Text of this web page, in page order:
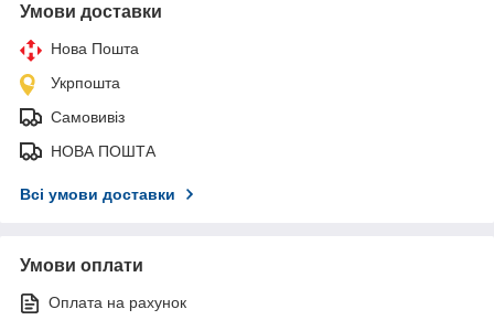
Умови доставки
Нова Пошта
Укрпошта
Самовивіз
НОВА ПОШТА
Всі умови доставки
Умови оплати
Оплата на рахунок